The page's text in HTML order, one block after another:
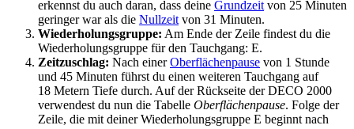
erkennst du auch daran, dass deine Grundzeit von 25 Minuten
geringer war als die Nullzeit von 31 Minuten.
Wiederholungsgruppe: Am Ende der Zeile findest du die
Wiederholungsgruppe für den Tauchgang: E.
Zeitzuschlag: Nach einerOberflächenpause von 1 Stunde
und 45 Minuten führst du einen weiteren Tauchgang auf
18 Metern Tiefe durch. Auf der Rückseite der DECO 2000
verwendest du nun die Tabelle Oberflächenpause. Folge der
Zeile, die mit deiner Wiederholungsgruppe E beginnt nach